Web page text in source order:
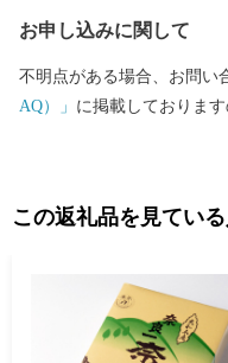
市 ワンストップ特例申請
お申し込みに関して
不明点がある場合、お問い
AQ）」 に掲載しておりま
この返礼品を見てい